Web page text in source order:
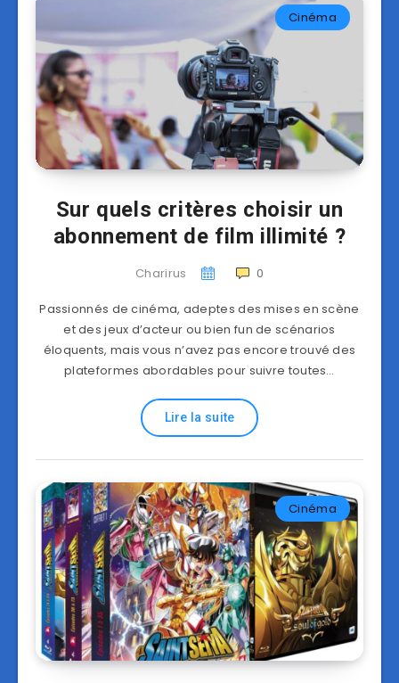
Cinéma
Sur quels critères choisir un
abonnement de film illimité ?
Charirus 0
Passionnés de cinéma, adeptes des mises en scène
et des jeux d’acteur ou bien fun de scénarios
éloquents, mais vous n’avez pas encore trouvé des
plateformes abordables pour suivre toutes…
Lire la suite
Cinéma